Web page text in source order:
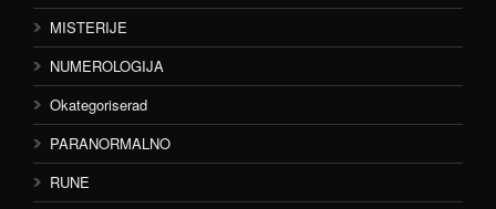
MISTERIJE
NUMEROLOGIJA
Okategoriserad
PARANORMALNO
RUNE